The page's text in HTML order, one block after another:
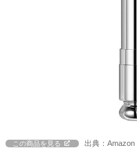
この商品を見る 出典：Amazon